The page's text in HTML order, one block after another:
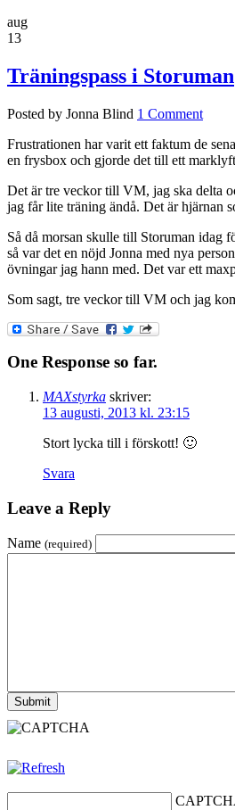
aug
13
Träningspass i Storuman
Posted by Jonna Blind 1 Comment
Frustrationen har varit ett faktum de
en frysbox och gjorde det till ett
Det är tre veckor till VM, jag ska delta
jag får lite träning ändå. Det är hjärnan
Så då morsan skulle till Storuman idag
så var det en nöjd Jonna med nya
övningar jag hann med. Det var ett
Som sagt, tre veckor till VM och jag
One Response so far.
MAXstyrka skriver:
13 augusti, 2013 kl. 23:15
Stort lycka till i förskott! 🙂
Svara
Leave a Reply
Name (required)